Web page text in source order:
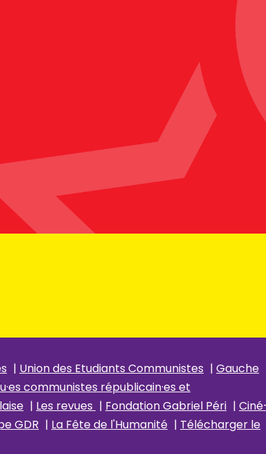
| Union des Etudiants Communistes | Gauche
·es communistes républicain·es et
| Les revues | Fondation Gabriel Péri |
GDR | La Fête de l'Humanité | Télécharger le